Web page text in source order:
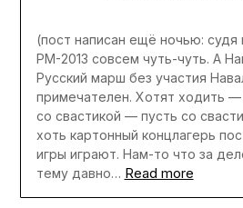
(пост написан ещё ночью: судя
РМ-2013 совсем чуть-чуть. А
Русский марш без участия
примечателен. Хотят ходить —
со свастикой — пусть со
хоть картонный концлагерь
игры играют. Нам-то что за
тему давно… Read more